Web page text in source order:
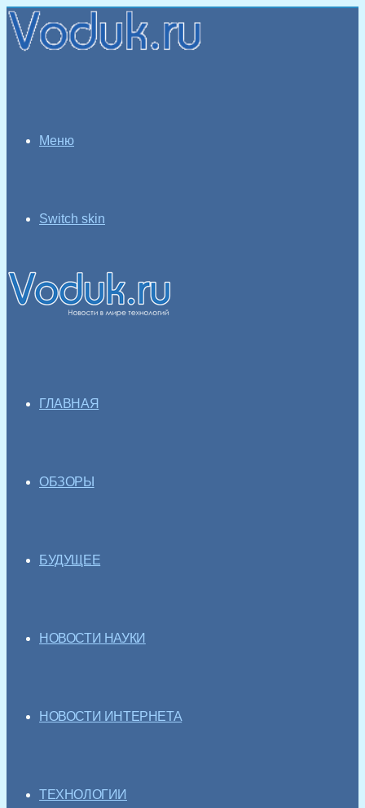
Меню
Switch skin
ГЛАВНАЯ
ОБЗОРЫ
БУДУЩЕЕ
НОВОСТИ НАУКИ
НОВОСТИ ИНТЕРНЕТА
ТЕХНОЛОГИИ